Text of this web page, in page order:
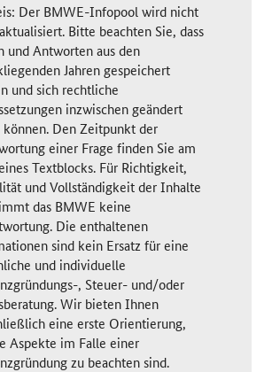
Der BMWE-Infopool wird nicht
Bitte beachten Sie, dass
und Antworten aus den
Jahren gespeichert
und sich rechtliche
inzwischen geändert
können. Den Zeitpunkt der
einer Frage finden Sie am
Textblocks. Für Richtigkeit,
und Vollständigkeit der Inhalte
das BMWE keine
Die enthaltenen
sind kein Ersatz für eine
und individuelle
, Steuer- und/oder
Wir bieten Ihnen
eine erste Orientierung,
Aspekte im Falle einer
zu beachten sind.